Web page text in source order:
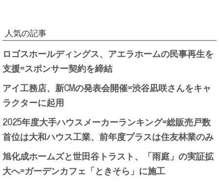
人気の記事
ロゴスホールディングス、アエラホームの民事再生を
支援=スポンサー契約を締結
アイ工務店、新CMの発表会開催=渋谷凪咲さんをキャ
ラクターに起用
2025年度大手ハウスメーカーランキング=総販売戸数
首位は大和ハウス工業、前年度プラスは住友林業のみ
旭化成ホームズと世田谷トラスト、「雨庭」の実証拡
大へ=ガーデンカフェ「ときそら」に施工